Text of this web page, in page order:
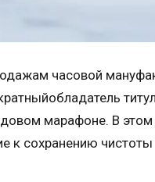
часовой
марафоне. В
к сохранению